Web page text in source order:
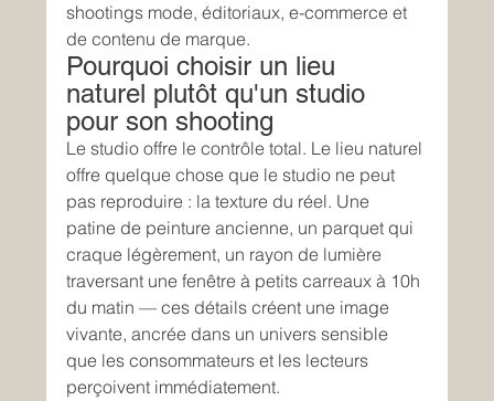
shootings mode, éditoriaux, e-commerce et
de contenu de marque.
Pourquoi choisir un lieu
naturel plutôt qu'un studio
pour son shooting
Le studio offre le contrôle total. Le lieu naturel
offre quelque chose que le studio ne peut
pas reproduire : la texture du réel. Une
patine de peinture ancienne, un parquet qui
craque légèrement, un rayon de lumière
traversant une fenêtre à petits carreaux à 10h
du matin — ces détails créent une image
vivante, ancrée dans un univers sensible
que les consommateurs et les lecteurs
perçoivent immédiatement.